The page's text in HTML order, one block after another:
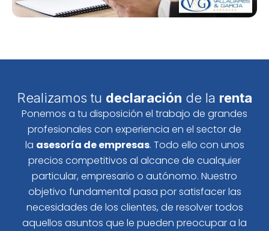
Realizamos tu declaración de la renta
Ponemos a tu disposición el trabajo de grandes
profesionales con experiencia en el sector de
la asesoría de empresas. Todo ello con unos
precios competitivos al alcance de cualquier
particular, empresario o autónomo. Nuestro
objetivo fundamental pasa por satisfacer las
necesidades de los clientes, de resolver todos
aquellos asuntos que le pueden preocupar a la